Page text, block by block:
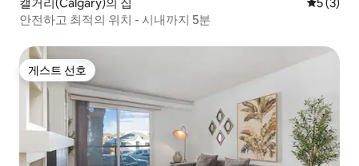
안전하고 최적의 위치 - 시내까지 5분
게스트 선호
게스트 선호